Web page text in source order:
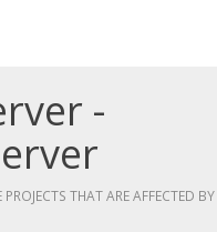
-
THAT ARE AFFECTED